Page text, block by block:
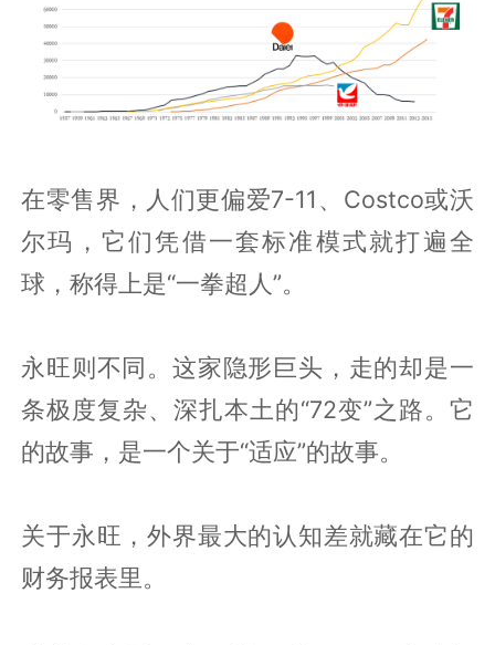
在零售界，人们更偏爱7-11、Costco或沃
尔玛，它们凭借一套标准模式就打遍全
球，称得上是“一拳超人”。
永旺则不同。这家隐形巨头，走的却是一
条极度复杂、深扎本土的“72变”之路。它
的故事，是一个关于“适应”的故事。
关于永旺，外界最大的认知差就藏在它的
财务报表里。